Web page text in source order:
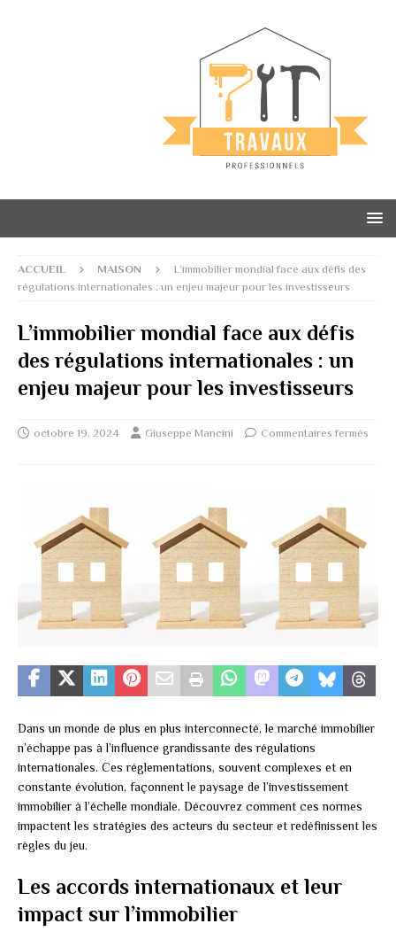
ACCUEIL MAISON
L’immobilier mondial face aux défis des
régulations internationales : un enjeu majeur pour les investisseurs
L’immobilier mondial face aux défis
des régulations internationales : un
enjeu majeur pour les investisseurs
octobre 19, 2024 Giuseppe Mancini Commentaires fermés
Dans un monde de plus en plus interconnecté, le marché immobilier
n’échappe pas à l’influence grandissante des régulations
internationales. Ces réglementations, souvent complexes et en
constante évolution, façonnent le paysage de l’investissement
immobilier à l’échelle mondiale. Découvrez comment ces normes
impactent les stratégies des acteurs du secteur et redéfinissent les
règles du jeu.
Les accords internationaux et leur
impact sur l’immobilier